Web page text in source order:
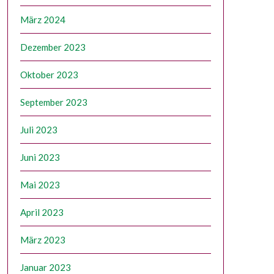
März 2024
Dezember 2023
Oktober 2023
September 2023
Juli 2023
Juni 2023
Mai 2023
April 2023
März 2023
Januar 2023